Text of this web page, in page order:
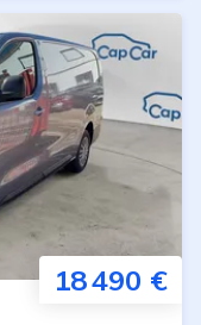
18 490 €